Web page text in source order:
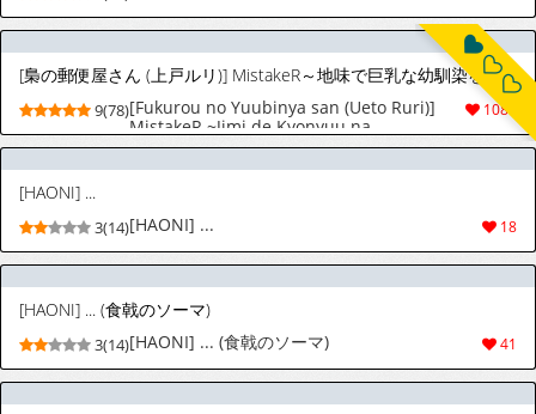
[梟の郵便屋さん (上戸ルリ)] MistakeR～地味で巨乳な幼馴染を催眠アプリで理想のエロギャルに改造して恋人にする計画～ [中国翻訳] [DL版]
1084
9(78)[Fukurou no Yuubinya san (Ueto Ruri)]
MistakeR ~Jimi de Kyonyuu na
Osananjimi wo Saimin Appli de Risou no
Ero-gal ni Kaizou Shite Koibito ni Suru
[Chinese] [WC得意门生个人汉化] [Digital]
[HAONI] ...
18
3(14)[HAONI] ...
[HAONI] ... (食戟のソーマ)
41
3(14)[HAONI] ... (食戟のソーマ)